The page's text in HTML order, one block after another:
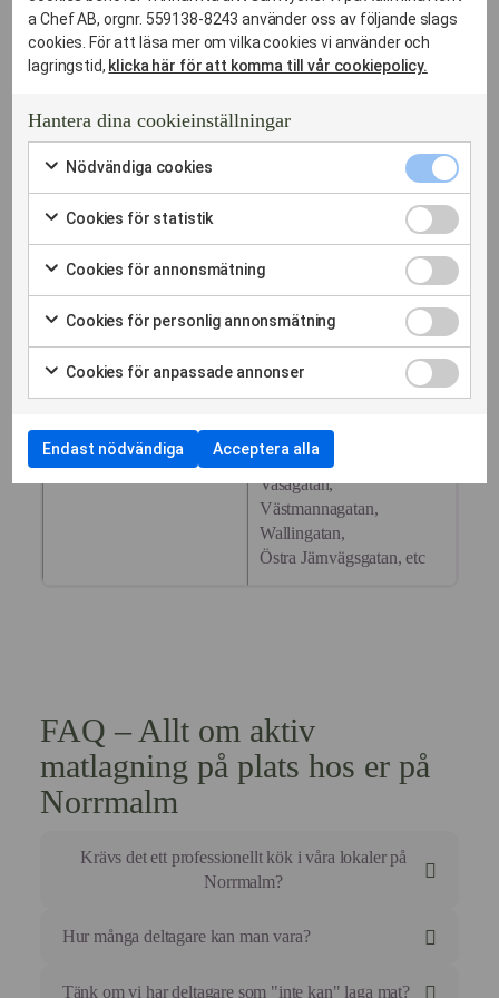
Centralbadet
Gallerian
Hötorget
Jacobs kyrka
Konserthuset
Norra Bantorget
Norrmalmstorg
Nybrokajen
Operan
Oxtorget
Sergels torg
Tegelbacken
Tegnerlunden
Jakobsbergsgatan,
Jakobsgatan,
Kammakargatan,
Kungsgatan,
Kungsträdgårdsgatan,
Lästmakargatan,
Palmes gata, Olofsgatan,
Regeringsgatan,
Sveavägen, Tegnérgatan,
Torsgatan, Upplandsgatan,
Vasagatan,
Västmannagatan,
Wallingatan,
Östra Järnvägsgatan, etc
FAQ – Allt om aktiv
matlagning på plats hos er på
Norrmalm
Krävs det ett professionellt kök i våra lokaler på
Norrmalm?
Nej, det är det som är vår styrka. Vi är helt mobila.
Hur många deltagare kan man vara?
Vi anpassar oss efter gruppen.
Tänk om vi har deltagare som "inte kan" laga mat?
a Chef AB, orgnr. 559138-8243 använder oss av följande slags
cookies. För att läsa mer om vilka cookies vi använder och
lagringstid, klicka här för att komma till vår cookiepolicy.
Hantera dina cookieinställningar
Nödvändiga cookies
att
samtycka
till
av
Nödvändiga
cookies
kryssruta
Cookies för statistik
att
samtycka
till
av
Cookies
Cookies
för
statistik
kryssruta
Cookies för annonsmätning
att
samtycka
till
av
för
annonsmätning
Cookies
för
kryssruta
Cookies för personlig annonsmätning
att
samtycka
användning
av
Cookies
Cookies
för
personlig
kryssruta
Cookies för anpassade annonser
att
samtycka
till
användning
annonser
Cookies
för
anpassade
Endast nödvändiga Acceptera alla